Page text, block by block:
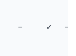
– ✓ –